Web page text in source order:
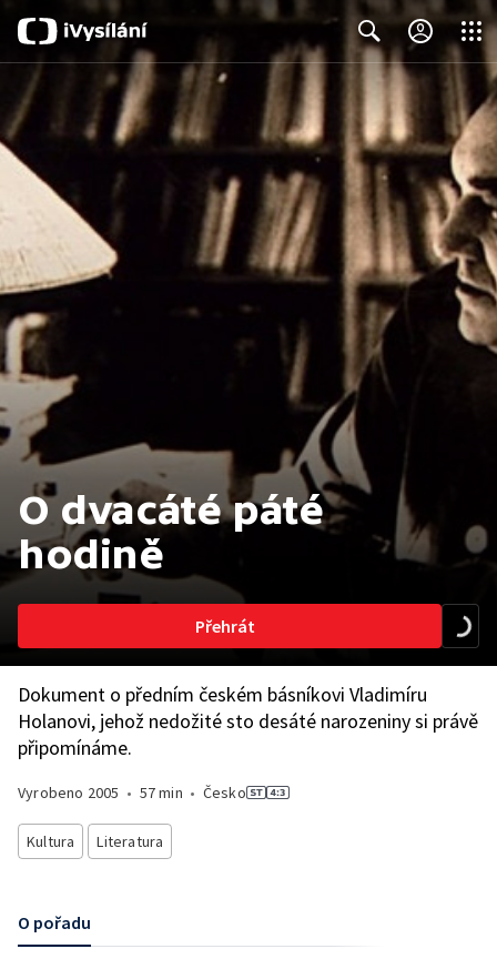
Search
O dvacáté páté
hodině
Přehrát
Dokument o předním českém básníkovi Vladimíru
Holanovi, jehož nedožité sto desáté narozeniny si právě
připomínáme.
Vyrobeno 2005 • 57 min • Česko
Kultura Literatura
O pořadu